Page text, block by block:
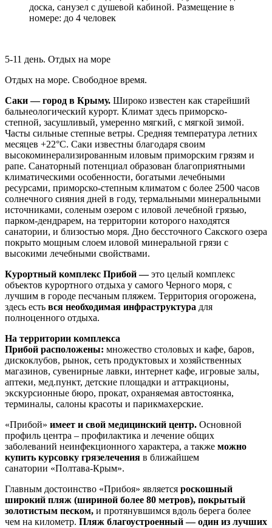
доска, санузел с душевой кабиной. Размещение в
номере: до 4 человек
5-11 день. Отдых на море
Отдых на море. Свободное время.
Саки — город в Крыму. Широко известен как старейший
бальнеологический курорт. Климат здесь приморско-
степной, засушливый, умеренно мягкий, с мягкой зимой.
Часты сильные степные ветры. Средняя температура летних
месяцев +22°C. Саки известны благодаря своим
высокоминерализированным иловым приморским грязям и
рапе. Санаторный потенциал образован благоприятными
климатическими особенности, богатыми лечебными
ресурсами, приморско-степным климатом с более 2500 часов
солнечного сияния дней в году, термальными минеральными
источниками, соленым озером с иловой лечебной грязью,
парком-дендрарем, на территории которого находятся
санатории, и близостью моря. Дно бессточного Сакского озера
покрыто мощным слоем иловой минеральной грязи с
высокими лечебными свойствами.
Курортный комплекс Прибой —это целый комплекс
объектов курортного отдыха у самого Черного моря, с
лучшим в городе песчаным пляжем. Территория огорожена,
здесь есть вся необходимая инфраструктура для
полноценного отдыха.
На территории комплекса
Прибой расположены: множество столовых и кафе, баров,
дискоклубов, рынок, сеть продуктовых и хозяйственных
магазинов, сувенирные лавки, интернет кафе, игровые залы,
аптеки, мед.пункт, детские площадки и аттракционы,
экскурсионные бюро, прокат, охраняемая автостоянка,
терминалы, салоны красоты и парикмахерские.
«Прибой» имеет и свой медицинский центр. Основной
профиль центра – профилактика и лечение общих
заболеваний неинфекционного характера, а также можно
купить курсовку грязелечения в ближайшем
санатории «Полтава-Крым».
Главным достоинство «Прибоя» является роскошный
широкий пляж (шириной более 80 метров), покрытый
золотистым песком, и протянувшимся вдоль берега более
чем на километр. Пляж благоустроенный — один из лучших